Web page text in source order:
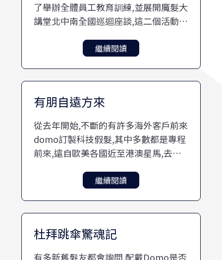
了舉辦全體員工教育訓練,並展開魔髮大
講堂北中南全國巡迴座談,這二個活動對
會舉辦. 先說員工教育訓練吧,在假髮業
繼續閱讀
有朋自遠方來
從去年開始,不斷的有許多海外客戶前來
domo訂製科技假髮,其中多數都是專程
前來,遠自歐美各國近至港澳星馬,去年
繼續閱讀
杜拜跳傘驚魂記
有多新舊髮友都會詢問,配戴Domo是否